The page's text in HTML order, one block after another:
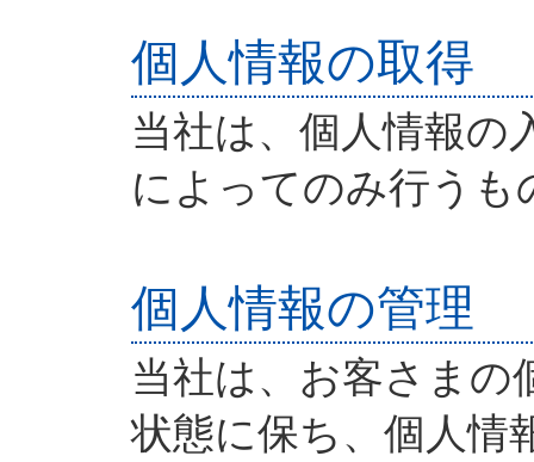
個人情報の取得
当社は、個人情報の
によってのみ行うも
個人情報の管理
当社は、お客さまの
状態に保ち、個人情